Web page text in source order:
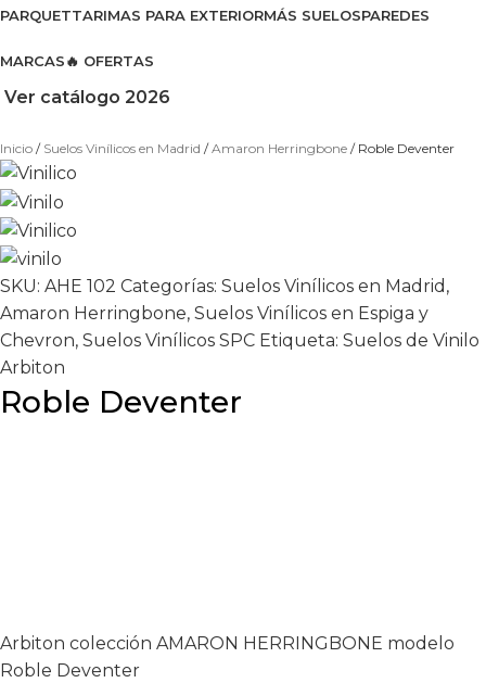
PARQUETTARIMAS PARA EXTERIORMÁS SUELOSPAREDES
MARCAS🔥 OFERTAS
Ver catálogo 2026
Inicio Suelos Vinílicos en Madrid Amaron Herringbone Roble Deventer
SKU: AHE 102 Categorías: Suelos Vinílicos en Madrid ,
Amaron Herringbone, Suelos Vinílicos en Espiga y
Chevron, Suelos Vinílicos SPC Etiqueta: Suelos de Vinilo
Arbiton
Roble Deventer
Arbiton colección AMARON HERRINGBONE modelo
Roble Deventer